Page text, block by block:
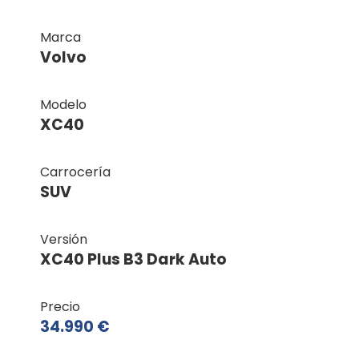
Marca
Volvo
Modelo
XC40
Carrocería
SUV
Versión
XC40 Plus B3 Dark Auto
Precio
34.990 €